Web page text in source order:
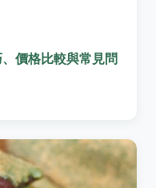
價格比較與常見問